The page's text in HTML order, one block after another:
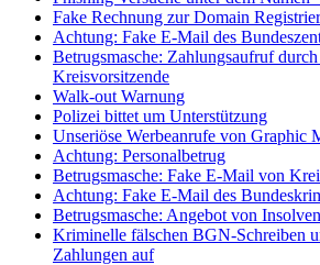
Fake Rechnung zur Domain
Achtung: Fake E-Mail des
Betrugsmasche: Zahlungsaufruf
Kreisvorsitzende
Walk-out Warnung
Polizei bittet um Unterstützung
Unseriöse Werbeanrufe von Graphic
Achtung: Personalbetrug
Betrugsmasche: Fake E-Mail von
Achtung: Fake E-Mail des
Betrugsmasche: Angebot von
Kriminelle fälschen BGN-Schreiben
Zahlungen auf